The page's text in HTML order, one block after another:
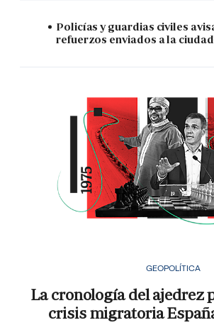
Policías y guardias civiles
refuerzos enviados a la
GEOPOLÍTICA
La cronología del ajedrez
crisis migratoria